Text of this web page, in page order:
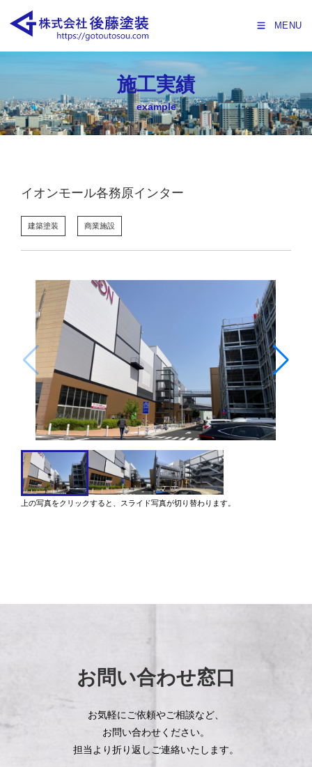
MENU
施工実績
example
イオンモール各務原インター
建築塗装 商業施設
上の写真をクリックすると、スライド写真が切り替わります。
お問い合わせ窓口
お気軽にご依頼やご相談など、
お問い合わせください。
担当より折り返しご連絡いたします。